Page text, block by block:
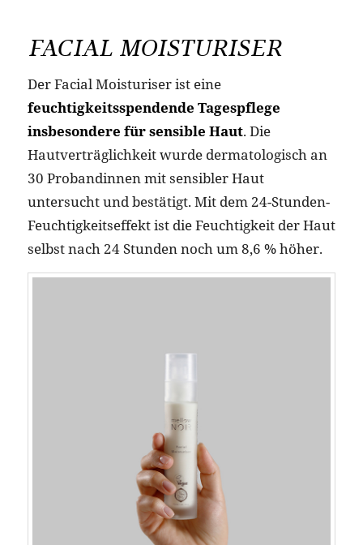
FACIAL MOISTURISER
Der Facial Moisturiser ist eine
feuchtigkeitsspendende Tagespflege
insbesondere für sensible Haut. Die
Hautverträglichkeit wurde dermatologisch an
30 Probandinnen mit sensibler Haut
untersucht und bestätigt. Mit dem 24-Stunden-
Feuchtigkeitseffekt ist die Feuchtigkeit der Haut
selbst nach 24 Stunden noch um 8,6 % höher.